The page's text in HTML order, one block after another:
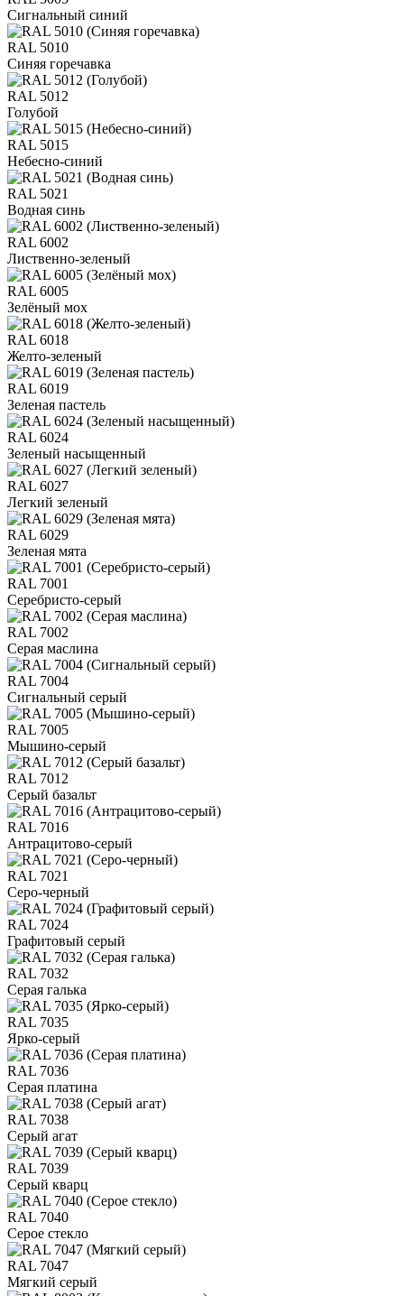
Сигнальный синий
RAL 5010
Синяя горечавка
RAL 5012
Голубой
RAL 5015
Небесно-синий
RAL 5021
Водная синь
RAL 6002
Лиственно-зеленый
RAL 6005
Зелёный мох
RAL 6018
Желто-зеленый
RAL 6019
Зеленая пастель
RAL 6024
Зеленый насыщенный
RAL 6027
Легкий зеленый
RAL 6029
Зеленая мята
RAL 7001
Серебристо-серый
RAL 7002
Серая маслина
RAL 7004
Сигнальный серый
RAL 7005
Мышино-серый
RAL 7012
Серый базальт
RAL 7016
Антрацитово-серый
RAL 7021
Серо-черный
RAL 7024
Графитовый серый
RAL 7032
Серая галька
RAL 7035
Ярко-серый
RAL 7036
Серая платина
RAL 7038
Серый агат
RAL 7039
Серый кварц
RAL 7040
Серое стекло
RAL 7047
Мягкий серый